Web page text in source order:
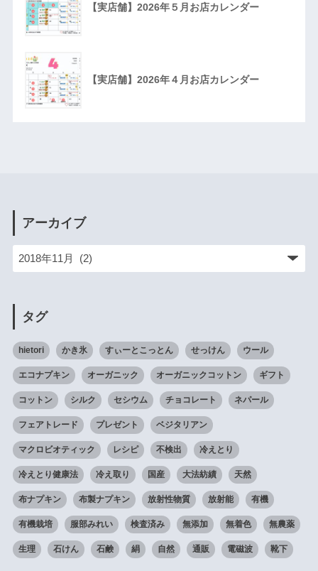
【実店舗】2026年５月お店カレンダー
【実店舗】2026年４月お店カレンダー
アーカイブ
タグ
hietori かき氷 すぃーとこっとん せっけん ウール
エコナプキン オーガニック オーガニックコットン ギフト
コットン シルク セシウム チョコレート ネパール
フェアトレード プレゼント ベジタリアン
マクロビオティック レシピ 不検出 冷えとり
冷えとり健康法 冷え取り 国産 大法紡績 天然
布ナプキン 布製ナプキン 放射性物質 放射能 有機
有機栽培 服部みれい 検査済み 無添加 無着色 無農薬
生理 石けん 石鹸 絹 自然 通販 電磁波 靴下